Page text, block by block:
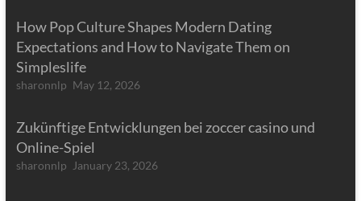
How Pop Culture Shapes Modern Dating
Expectations and How to Navigate Them on
Simpleslife
sharonnlp May 12, 2026
Zukünftige Entwicklungen bei zoccer casino und
Online-Spiel
sharonnlp January 23, 2026